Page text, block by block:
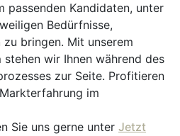
passenden Kandidaten, unter
Bedürfnisse,
bringen. Mit unserem
wir Ihnen während des
zur Seite. Profitieren
im
Sie uns gerne unter Jetzt